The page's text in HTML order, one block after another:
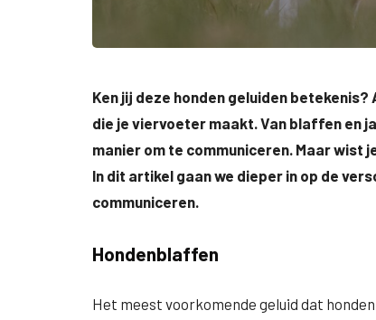
Ken jij deze honden geluiden
die je viervoeter maakt. Van blaffen en
manier om te communiceren. Maar wist
In dit artikel gaan we dieper in op de
communiceren.
Hondenblaffen
Het meest voorkomende geluid dat